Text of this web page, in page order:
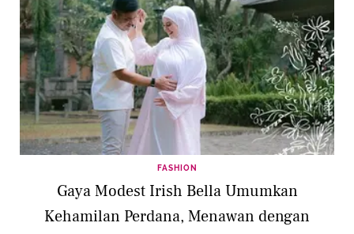
FASHION
Gaya Modest Irish Bella Umumkan
Kehamilan Perdana, Menawan dengan